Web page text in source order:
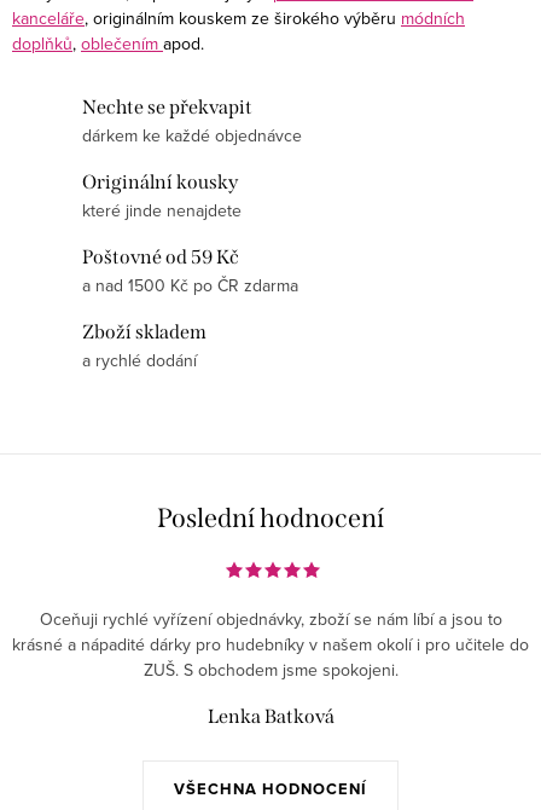
kanceláře, originálním kouskem ze širokého výběru módních
doplňků, oblečením apod.
Nechte se překvapit
dárkem ke každé objednávce
Originální kousky
které jinde nenajdete
Poštovné od 59 Kč
a nad 1500 Kč po ČR zdarma
Zboží skladem
a rychlé dodání
Poslední hodnocení
VŠECHNA HODNOCENÍ
Oceňuji rychlé vyřízení objednávky, zboží se nám líbí a jsou to
krásné a nápadité dárky pro hudebníky v našem okolí i pro učitele do
ZUŠ. S obchodem jsme spokojeni.
Lenka Batková